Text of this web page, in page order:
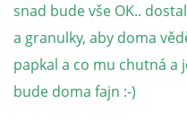
snad bude vše OK..
a granulky, aby doma
papkal a co mu chutná a
bude doma fajn :-)